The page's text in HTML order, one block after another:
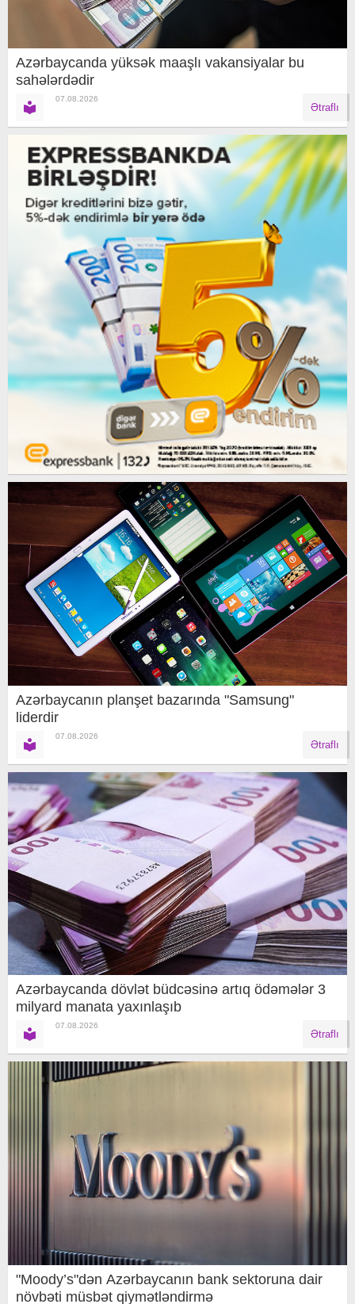
Azərbaycanda yüksək maaşlı vakansiyalar bu
sahələrdədir
07.08.2026
Ətraflı
Azərbaycanın planşet bazarında "Samsung"
liderdir
07.08.2026
Ətraflı
Azərbaycanda dövlət büdcəsinə artıq ödəmələr 3
milyard manata yaxınlaşıb
07.08.2026
Ətraflı
"Moody’s"dən Azərbaycanın bank sektoruna dair
növbəti müsbət qiymətləndirmə